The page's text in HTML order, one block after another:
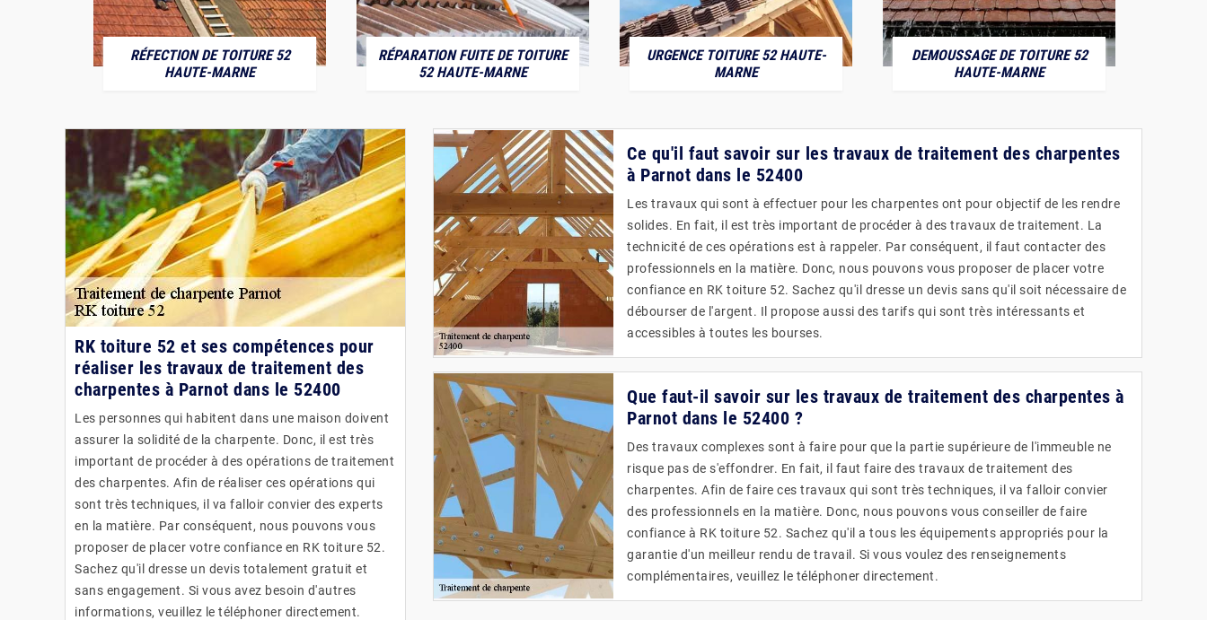
RÉFECTION DE TOITURE 52
HAUTE-MARNE
RÉPARATION FUITE DE TOITURE
52 HAUTE-MARNE
URGENCE TOITURE 52 HAUTE-
MARNE
DEMOUSSAGE DE TOITURE 52
HAUTE-MARNE
RK toiture 52 et ses compétences pour
réaliser les travaux de traitement des
charpentes à Parnot dans le 52400
Les personnes qui habitent dans une maison doivent
assurer la solidité de la charpente. Donc, il est très
important de procéder à des opérations de traitement
des charpentes. Afin de réaliser ces opérations qui
sont très techniques, il va falloir convier des experts
en la matière. Par conséquent, nous pouvons vous
proposer de placer votre confiance en RK toiture 52.
Sachez qu'il dresse un devis totalement gratuit et
sans engagement. Si vous avez besoin d'autres
informations, veuillez le téléphoner directement.
Ce qu'il faut savoir sur les travaux de traitement des charpentes
à Parnot dans le 52400
Les travaux qui sont à effectuer pour les charpentes ont pour objectif de les rendre
solides. En fait, il est très important de procéder à des travaux de traitement. La
technicité de ces opérations est à rappeler. Par conséquent, il faut contacter des
professionnels en la matière. Donc, nous pouvons vous proposer de placer votre
confiance en RK toiture 52. Sachez qu'il dresse un devis sans qu'il soit nécessaire de
débourser de l'argent. Il propose aussi des tarifs qui sont très intéressants et
accessibles à toutes les bourses.
Que faut-il savoir sur les travaux de traitement des charpentes à
Parnot dans le 52400 ?
Des travaux complexes sont à faire pour que la partie supérieure de l'immeuble ne
risque pas de s'effondrer. En fait, il faut faire des travaux de traitement des
charpentes. Afin de faire ces travaux qui sont très techniques, il va falloir convier
des professionnels en la matière. Donc, nous pouvons vous conseiller de faire
confiance à RK toiture 52. Sachez qu'il a tous les équipements appropriés pour la
garantie d'un meilleur rendu de travail. Si vous voulez des renseignements
complémentaires, veuillez le téléphoner directement.